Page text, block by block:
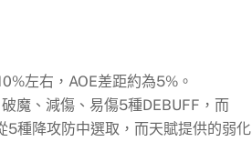
左右，AOE差距約為5%。
魔、減傷、易傷5種DEBUFF，而
5種降攻防中選取，而天賦提供的弱化